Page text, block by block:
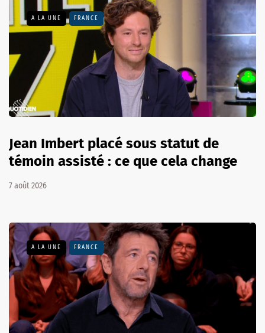
A LA UNE FRANCE
Jean Imbert placé sous statut de
témoin assisté : ce que cela change
7 août 2026
A LA UNE FRANCE